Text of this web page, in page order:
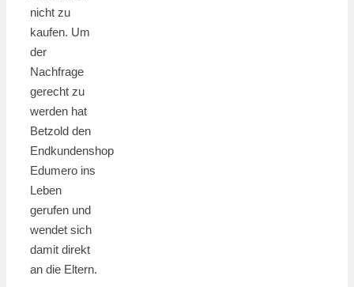
nicht zu
kaufen. Um
der
Nachfrage
gerecht zu
werden hat
Betzold den
Endkundenshop
Edumero ins
Leben
gerufen und
wendet sich
damit direkt
an die Eltern.